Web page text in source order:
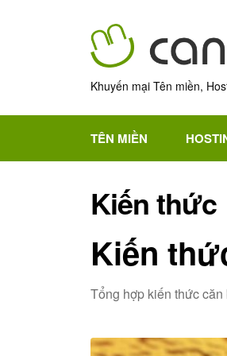
Khuyến mại Tên miền,
TÊN MIỀN
Kiến thức
Kiến
Tổng hợp kiến thức